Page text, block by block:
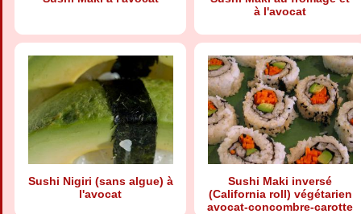
à l'avocat
Sushi Nigiri (sans algue) à
l'avocat
Sushi Maki inversé
(California roll) végétarien
avocat-concombre-carotte